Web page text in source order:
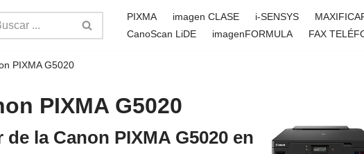
PIXMA imagen CLASE i-SENSYS
CanoScan LiDE
imagenFORMULA FAX
PIXMA G5020
PIXMA G5020
la Canon PIXMA G5020 en